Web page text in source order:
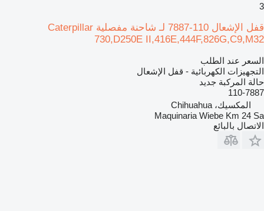
3
قفل الإشعال 110-7887 لـ شاحنة مفصلية Caterpillar
730,D250E II,416E,444F,826G,C9,M32
السعر عند الطلب
التجهيزات الكهربائية - قفل الإشعال
حالة المركبة جديد
110-7887
المكسيك، Chihuahua
Maquinaria Wiebe Km 24 Sa
الاتصال بالبائع